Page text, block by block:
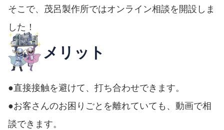
そこで、茂呂製作所ではオンライン相談を開設しま
した！
メリット
●直接接触を避けて、打ち合わせできます。
●お客さんのお困りごとを離れていても、動画で相
談できます。